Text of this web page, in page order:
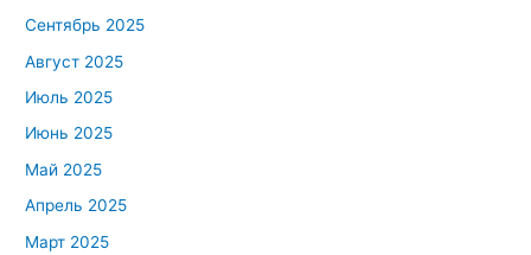
Сентябрь 2025
Август 2025
Июль 2025
Июнь 2025
Май 2025
Апрель 2025
Март 2025